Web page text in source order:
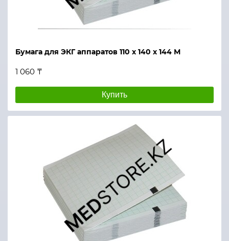
Бумага для ЭКГ аппаратов 110 х 140 х 144 М
1 060 ₸
Купить